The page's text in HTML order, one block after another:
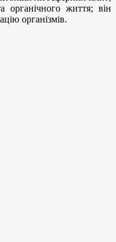
органічного життя; він
організмів.